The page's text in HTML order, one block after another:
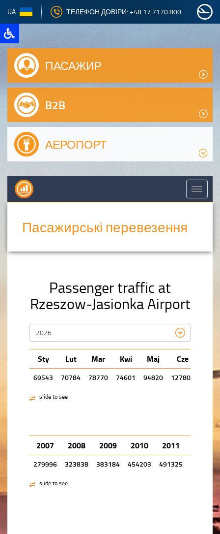
UA ТЕЛЕФОН ДОВІРИ: +48 17 7170 800
ПАСАЖИР
B2B
АЕРОПОРТ
Пасажирські перевезення
Passenger traffic at
Rzeszow-Jasionka Airport
Sty Lut Mar Kwi Maj Cze
69543 70784 78770 74601 94820 127807
slide to see
2007 2008 2009 2010 2011
279996 323838 383184 454203 491325 564992
slide to see